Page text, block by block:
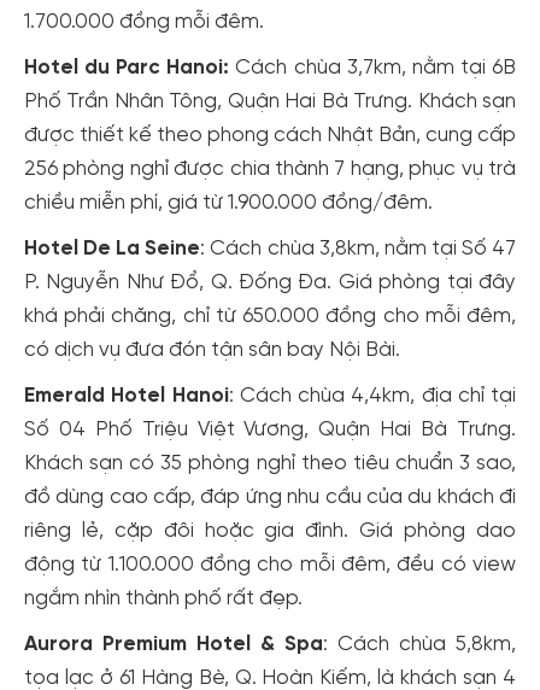
1.700.000 đồng mỗi đêm.
Hotel du Parc Hanoi: Cách chùa 3,7km, nằm tại 6B
Phố Trần Nhân Tông, Quận Hai Bà Trưng. Khách sạn
được thiết kế theo phong cách Nhật Bản, cung cấp
256 phòng nghỉ được chia thành 7 hạng, phục vụ trà
chiều miễn phí, giá từ 1.900.000 đồng/đêm.
Hotel De La Seine: Cách chùa 3,8km, nằm tại Số 47
P. Nguyễn Như Đổ, Q. Đống Đa. Giá phòng tại đây
khá phải chăng, chỉ từ 650.000 đồng cho mỗi đêm,
có dịch vụ đưa đón tận sân bay Nội Bài.
Emerald Hotel Hanoi: Cách chùa 4,4km, địa chỉ tại
Số 04 Phố Triệu Việt Vương, Quận Hai Bà Trưng.
Khách sạn có 35 phòng nghỉ theo tiêu chuẩn 3 sao,
đồ dùng cao cấp, đáp ứng nhu cầu của du khách đi
riêng lẻ, cặp đôi hoặc gia đình. Giá phòng dao
động từ 1.100.000 đồng cho mỗi đêm, đều có view
ngắm nhìn thành phố rất đẹp.
Aurora Premium Hotel & Spa: Cách chùa 5,8km,
tọa lạc ở 61 Hàng Bè, Q. Hoàn Kiếm, là khách sạn 4